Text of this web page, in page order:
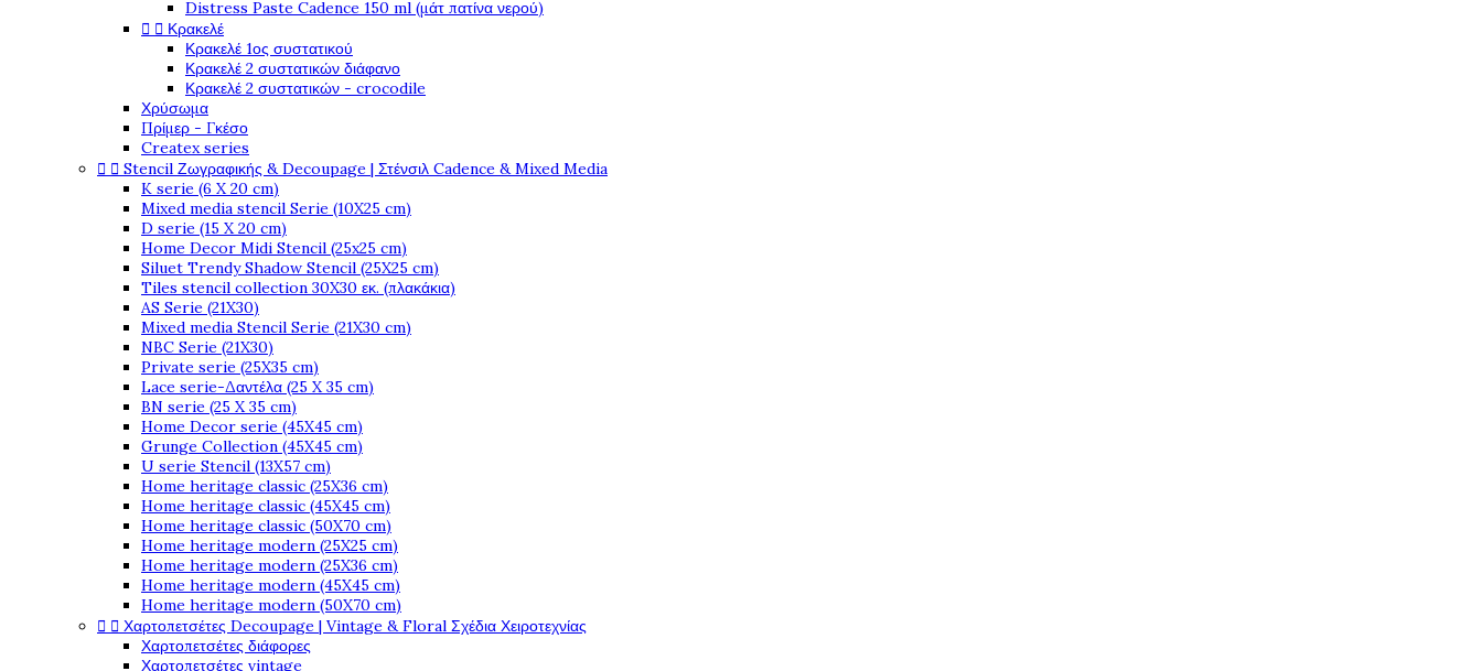
Distress Paste Cadence 150 ml (μάτ πατίνα νερού)
  Κρακελέ
Κρακελέ 1ος συστατικού
Κρακελέ 2 συστατικών διάφανο
Κρακελέ 2 συστατικών - crocodile
Χρύσωμα
Πρίμερ - Γκέσο
Createx series
  Stencil Ζωγραφικής & Decoupage | Στένσιλ Cadence & Mixed Media
K serie (6 X 20 cm)
Mixed media stencil Serie (10X25 cm)
D serie (15 X 20 cm)
Home Decor Midi Stencil (25x25 cm)
Siluet Trendy Shadow Stencil (25X25 cm)
Tiles stencil collection 30X30 εκ. (πλακάκια)
AS Serie (21X30)
Mixed media Stencil Serie (21X30 cm)
NBC Serie (21X30)
Private serie (25X35 cm)
Lace serie-Δαντέλα (25 X 35 cm)
BN serie (25 X 35 cm)
Home Decor serie (45X45 cm)
Grunge Collection (45X45 cm)
U serie Stencil (13X57 cm)
Home heritage classic (25X36 cm)
Home heritage classic (45X45 cm)
Home heritage classic (50X70 cm)
Home heritage modern (25X25 cm)
Home heritage modern (25X36 cm)
Home heritage modern (45X45 cm)
Home heritage modern (50X70 cm)
  Χαρτοπετσέτες Decoupage | Vintage & Floral Σχέδια Χειροτεχνίας
Χαρτοπετσέτες διάφορες
Χαρτοπετσέτες vintage